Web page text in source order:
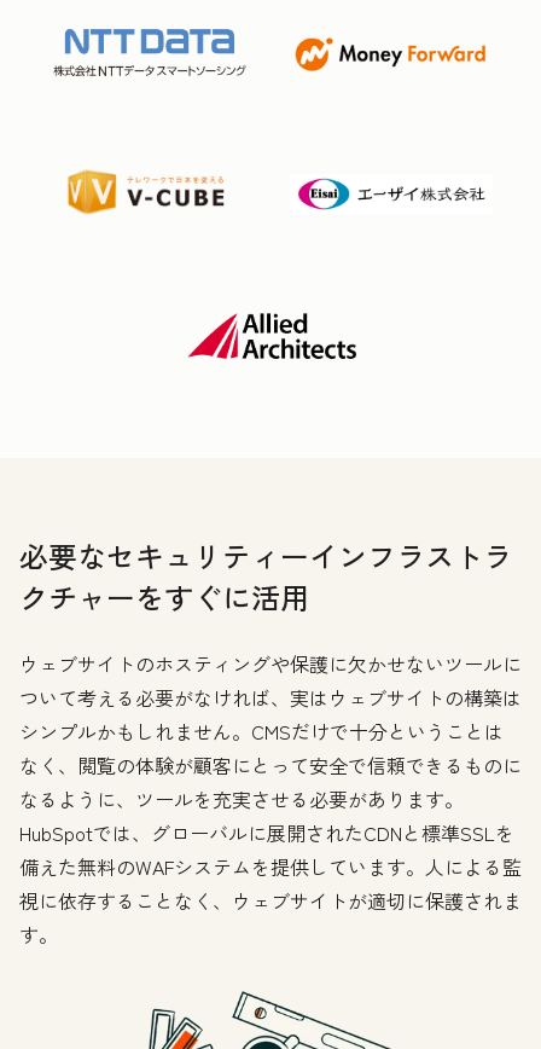
必要なセキュリティーインフラストラ
クチャーをすぐに活用
ウェブサイトのホスティングや保護に欠かせないツールに
ついて考える必要がなければ、実はウェブサイトの構築は
シンプルかもしれません。CMSだけで十分ということは
なく、閲覧の体験が顧客にとって安全で信頼できるものに
なるように、ツールを充実させる必要があります。
HubSpotでは、グローバルに展開されたCDNと標準SSLを
備えた無料のWAFシステムを提供しています。人による監
視に依存することなく、ウェブサイトが適切に保護されま
す。